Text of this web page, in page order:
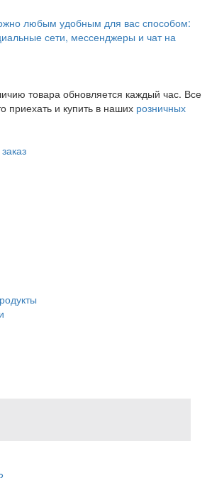
любым удобным для вас способом:
сети, мессенджеры и чат на
товара обновляется каждый час. Все
приехать и купить в наших розничных